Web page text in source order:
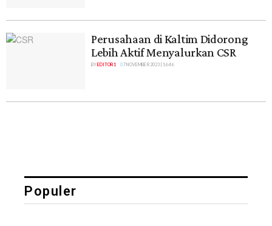
Perusahaan di Kaltim Didorong
Lebih Aktif Menyalurkan CSR
BY EDITOR 1 7 NOVEMBER 2023 | 16:46
Populer